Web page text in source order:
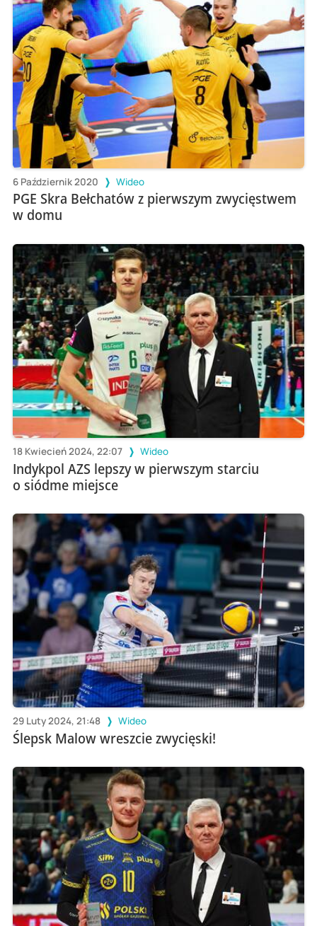
6 Październik 2020 Wideo
PGE Skra Bełchatów z pierwszym zwycięstwem
w domu
18 Kwiecień 2024, 22:07 Wideo
Indykpol AZS lepszy w pierwszym starciu
o siódme miejsce
29 Luty 2024, 21:48 Wideo
Ślepsk Malow wreszcie zwycięski!